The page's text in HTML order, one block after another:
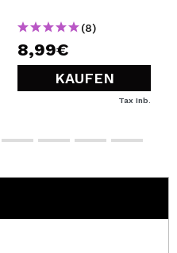
(8)
8,99€
KAUFEN
Tax Inb.